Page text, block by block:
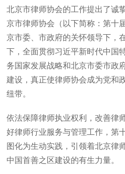
北京市律师协会的工作提出了诚
京市律师协会（以下简称：第十
京市委、市政府的关怀领导下，
下，全面贯彻习近平新时代中国
务国家发展战略和北京市委市政
建设，真正使律师协会成为党和
纽带。
依法保障律师执业权利，改善律
好律师行业服务与管理工作，第
图化为生动实践，引领着北京律
中国首善之区建设的有生力量。